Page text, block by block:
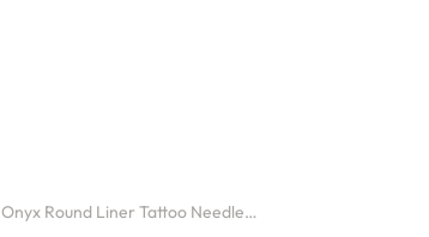
Onyx Round Liner Tattoo Needle…